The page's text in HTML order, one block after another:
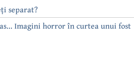
separat?
Imagini horror în curtea unui fost